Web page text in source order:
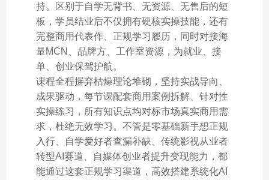
持。区别于自学无背书、无资源、无售后的短
板，学员结业后不仅拥有硬核实操技能，还有
完整商用代表作、正规学习履历，同时对接海
量MCN、品牌方、工作室资源，为就业、接
单、创业保驾护航。
课程全程摒弃枯燥理论堆砌，坚持实战导向、
成果驱动，每节课配套商用案例拆解、针对性
实操练习，所有知识点均对标市场真实商用需
求，杜绝无效学习。不管是零基础新手想正规
入行、自学爱好者查漏补缺、传统影视从业者
转型AI赛道、自媒体创业者提升变现能力，都
能通过这套正规学习渠道，高效搭建系统化AI